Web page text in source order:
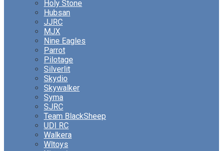
Holy Stone
Hubsan
JJRC
MJX
Nine Eagles
Parrot
Pilotage
Silverlit
Skydio
Skywalker
Syma
SJRC
Team BlackSheep
UDI RC
Walkera
Wltoys